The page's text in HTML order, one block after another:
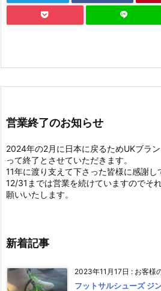
営業終了のお知らせ
2024年の2月に日本に戻るためUKブラ
って終了とさせていただきます。
11年に渡り支えて下さった皆様に感謝し
12/31までは営業を続けていますのでそ
願いいたします。
新着記事
2023年11月17日 : お客様
フットサルシューズ ジ